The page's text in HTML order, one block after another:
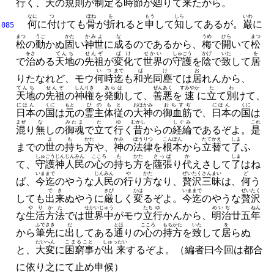
行く、 天の規則 が制定る時節が廻 りて来たから。
085 何
なに
に付
つ
けても骨
ほね
が折
を
れると 申
もう
して知
しら
してあるが。 巌
いわ
に
松
まつ
の動
うご
かぬ固
かた
い神世
かみよ
に 成
な
るのであるから、 梅
うめ
で開
ひら
いて松
まつ
で治
をさ
める天地
てんち
の先祖
せんぞ
が変化
ばけ
て世界
せかい
の守護
しゅごう
を陰
かげ
で致
いた
して 居
を
りたなれど、 モウ何時
いつ
迄
まで
も和光同塵
ばけ
ては居
お
れんから、
天地
てんち
の先祖
せんぞ
の神権
しんりき
を発動
あらは
して、 善悪
ぜんあく
を 速
すみやか
に立
た
て 別
わ
けて、
日本
にほん
の国
くに
は元
もと
の霊主体従
ひのもと
の大神
おほかみ
の御血筋
おちすぢ
で、 日本
にほん
の国
くに
は
混
まぜ
り 無
な
しの御魂
みたま
で立
た
て行
ゆ
く 昔
むかし
からの経綸
しぐみ
であるぞよ。 是
これ
までの世
よ
の持
も
ち方
かた
や、 神
かみ
の法律
ほうりつ
を根本
こんぽん
から立替
たてかえ
て了
しま
ふ
て、 守護神
しゅごうじん
人民
じんみん
の心
こころ
の持
も
ち方
かた
を薩張
さっぱ
り 代
か
えさして了
しま
はね
ば、 今迄
いままで
のやうな 人民
じんみん
の行
や
り 方
かた
なり、 贅沢三昧
ぜいたくさんまい
は、 何
ど
う
しても出来
でき
ぬやうに厳
きび
しく 変
かは
るぞよ。 今迄
いままで
のやうな贅沢
ぜいたく
な生活方法
やりかた
では世界中
せかいじゅう
がモウ立
たち
行
ゆ
かんから、 明治
めいぢ
廿五年
ねん
から筆先
ふでさき
に出
だ
してある通
とほ
りの心
こころ
の持
もち
方
かた
を致
いた
して 居
を
らぬ
と、 大変
たいへん
に 困窮事
こまること
が出来
しゅったい
するぞよ。
（編者曰今回は都合
に依り之にて止め申候）